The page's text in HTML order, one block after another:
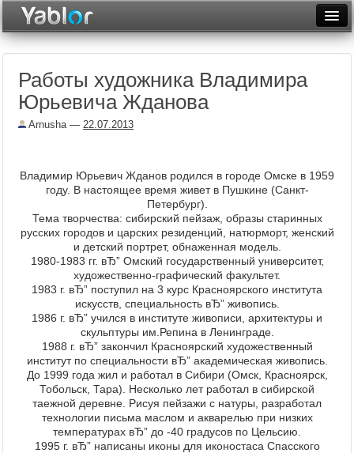
Неделя
Месяц
Архив
Фототоп
Видеотоп
Работы художника Владимира
Юрьевича Жданова
Arnusha— 22.07.2013
Владимир Юрьевич Жданов родился в городе Омске в 1959
году. В настоящее время живет в Пушкине (Санкт-
Петербург).
Тема творчества: сибирский пейзаж, образы старинных
русских городов и царских резиденций, натюрморт, женский
и детский портрет, обнаженная модель.
1980-1983 гг. вЂ” Омский государственный университет,
художественно-графический факультет.
1983 г. вЂ” поступил на 3 курс Красноярского института
искусств, специальность вЂ” живопись.
1986 г. вЂ” учился в институте живописи, архитектуры и
скульптуры им.Репина в Ленинграде.
1988 г. вЂ” закончил Красноярский художественный
институт по специальности вЂ” академическая живопись.
До 1999 года жил и работал в Сибири (Омск, Красноярск,
Тобольск, Тара). Несколько лет работал в сибирской
таежной деревне. Рисуя пейзажи с натуры, разработал
технологии письма маслом и акварелью при низких
температурах вЂ” до -40 градусов по Цельсию.
1995 г. вЂ” написаны иконы для иконостаса Спасского